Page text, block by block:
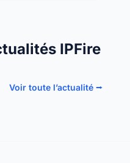
IPFire
Voir toute l’actualité ⭢